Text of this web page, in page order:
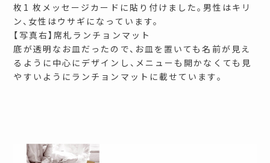
枚1 枚メッセージカードに貼り付けました。男性はキリ
ン、女性はウサギになっています。
【写真右】席札ランチョンマット
底が透明なお皿だったので、お皿を置いても名前が見え
るように中心にデザインし、メニューも開かなくても見
やすいようにランチョンマットに載せています。